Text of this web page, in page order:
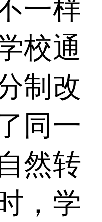
一样
校通
制改
同一
然转
，学